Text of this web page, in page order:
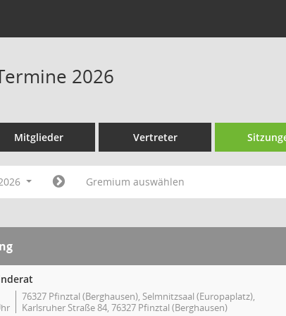
2026
Mitglieder Vertreter
Gremium auswählen
76327 Pfinztal (Berghausen), Selmnitzsaal (Europaplatz),
Karlsruher Straße 84, 76327 Pfinztal (Berghausen)